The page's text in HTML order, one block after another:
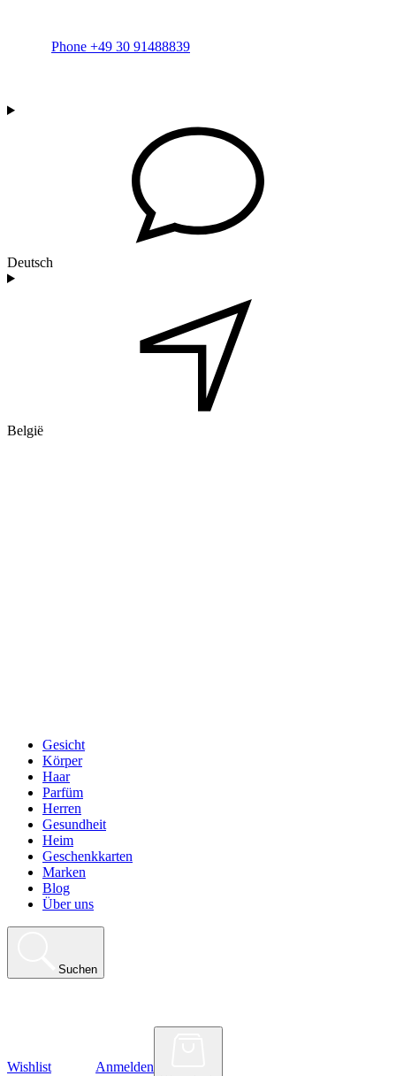
Phone +49 30 91488839
Deutsch
België
Gesicht
Körper
Haar
Parfüm
Herren
Gesundheit
Heim
Geschenkkarten
Marken
Blog
Über uns
Suchen
Wishlist Anmelden